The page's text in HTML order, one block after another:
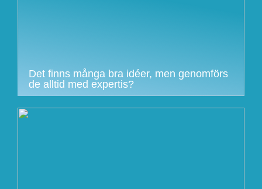
Det finns många bra idéer, men genomförs
de alltid med expertis?